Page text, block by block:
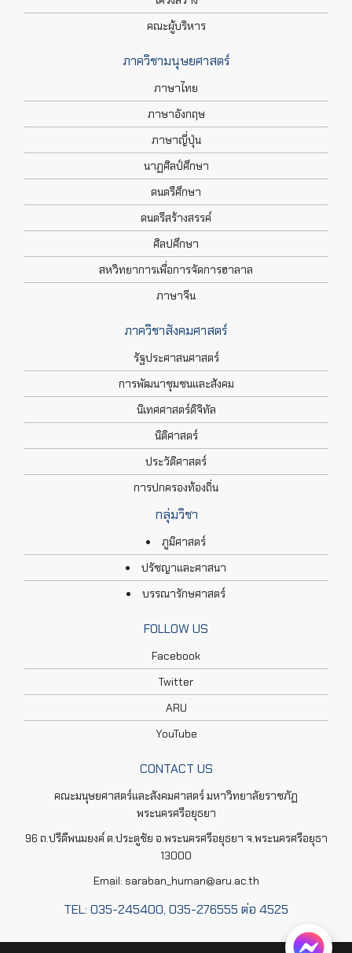
คณะผู้บริหาร
ภาควิชามนุษยศาสตร์
ภาษาไทย
ภาษาอังกฤษ
ภาษาญี่ปุ่น
นาฏศิลป์ศึกษา
ดนตรีศึกษา
ดนตรีสร้างสรรค์
ศิลปศึกษา
สหวิทยาการเพื่อการจัดการฮาลาล
ภาษาจีน
ภาควิชาสังคมศาสตร์
รัฐประศาสนศาสตร์
การพัฒนาชุมชนและสังคม
นิเทศศาสตร์ดิจิทัล
นิติศาสตร์
ประวัติศาสตร์
การปกครองท้องถิ่น
กลุ่มวิชา
ภูมิศาสตร์
ปรัชญาและศาสนา
บรรณารักษศาสตร์
FOLLOW US
Facebook
Twitter
ARU
YouTube
CONTACT US
คณะมนุษยศาสตร์และสังคมศาสตร์ มหาวิทยาลัยราชภัฏ
พระนครศรีอยุธยา
96 ถ.ปรีดีพนมยงค์ ต.ประตูชัย อ.พระนครศรีอยุธยา จ.พระนครศรีอยุธา
13000
Email: saraban_human@aru.ac.th
TEL: 035-245400, 035-276555 ต่อ 4525